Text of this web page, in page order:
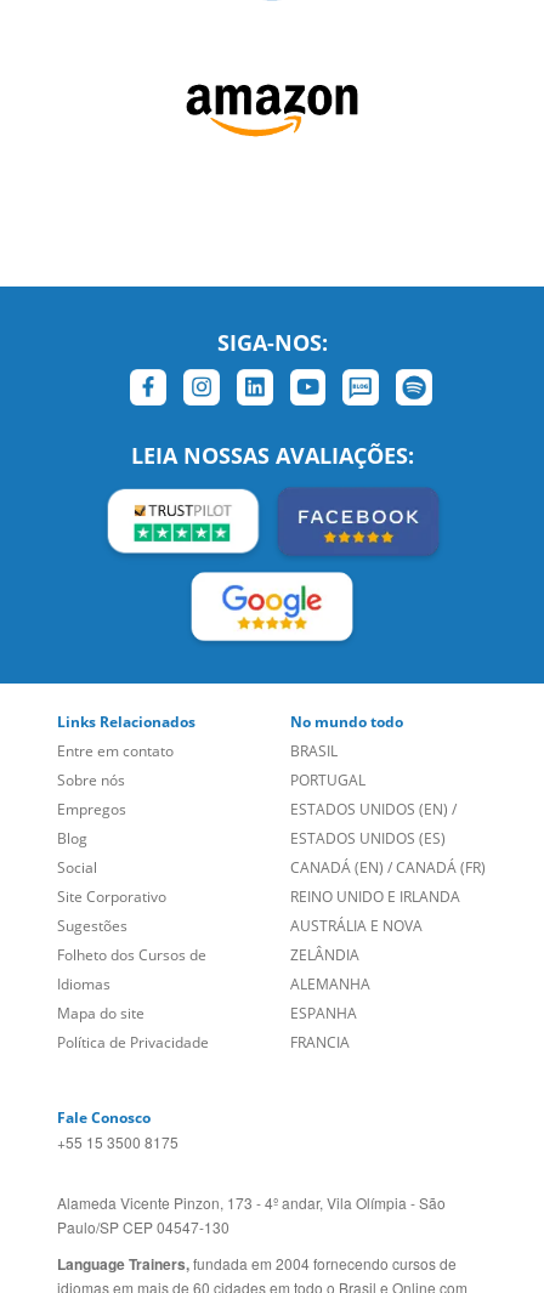
LEIA NOSSAS AVALIAÇÕES:
Links Relacionados
Entre em contato
Sobre nós
Empregos
Blog
Social
Site Corporativo
Sugestões
Folheto dos Cursos de
Política de Privacidade
No mundo todo
BRASIL
PORTUGAL
ESTADOS UNIDOS (EN)/
ESTADOS UNIDOS (ES)
CANADÁ (EN)
REINO UNIDO E IRLANDA
AUSTRÁLIA E NOVA
ZELÂNDIA
Fale Conosco
+55 15 3500 8175